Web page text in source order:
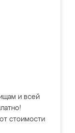
и всей
стоимости